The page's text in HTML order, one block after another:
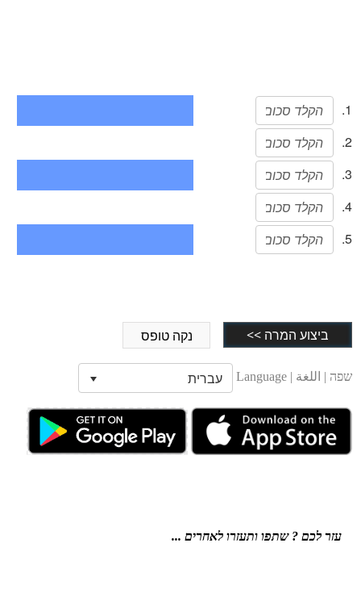
1.
2.
3.
4.
5.
ביצוע המרה >> נקה טופס
שפה | اللغة | Language
עזר לכם ? שתפו ותעזרו לאחרים ...